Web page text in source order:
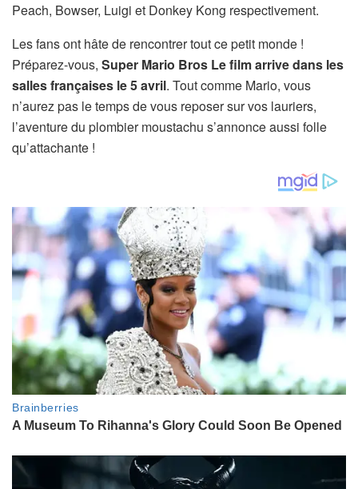
Peach, Bowser, Luigi et Donkey Kong respectivement.
Les fans ont hâte de rencontrer tout ce petit monde !
Préparez-vous, Super Mario Bros Le film arrive dans les
salles françaises le 5 avril. Tout comme Mario, vous
n’aurez pas le temps de vous reposer sur vos lauriers,
l’aventure du plombier moustachu s’annonce aussi folle
qu’attachante !